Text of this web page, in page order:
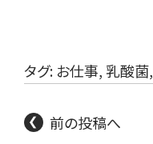
タグ: お仕事, 乳酸菌,
前の投稿へ